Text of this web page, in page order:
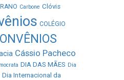
Carbone Clóvis
COLÉGIO
Cássio Pacheco
DIA DAS MÃES Dia
Dia Internacional da